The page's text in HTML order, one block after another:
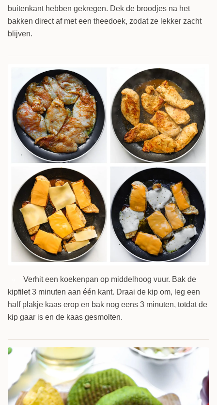
buitenkant hebben gekregen. Dek de broodjes na het
bakken direct af met een theedoek, zodat ze lekker zacht
blijven.
Verhit een koekenpan op middelhoog vuur. Bak de
kipfilet 3 minuten aan één kant. Draai de kip om, leg een
half plakje kaas erop en bak nog eens 3 minuten, totdat de
kip gaar is en de kaas gesmolten.